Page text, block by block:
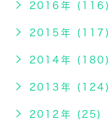
2016年 (116)
2015年 (117)
2014年 (180)
2013年 (124)
2012年 (25)